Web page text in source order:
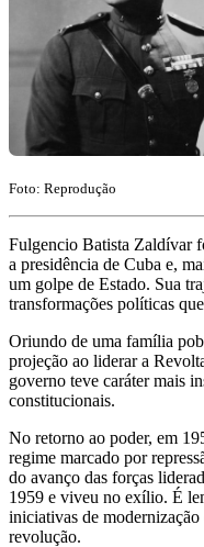
Foto: Reprodução
Fulgencio Batista Zaldívar
a presidência de Cuba e,
um golpe de Estado. Sua
transformações políticas
Oriundo de uma família
projeção ao liderar a
governo teve caráter mais
constitucionais.
No retorno ao poder, em
regime marcado por
do avanço das forças
1959 e viveu no exílio. É
iniciativas de
revolução.